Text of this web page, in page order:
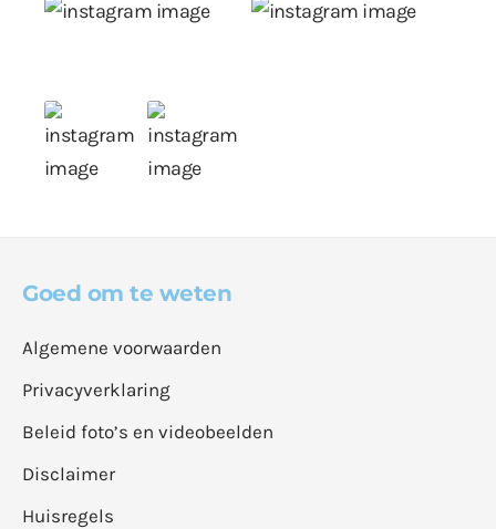
Goed om te weten
Algemene voorwaarden
Privacyverklaring
Beleid foto’s en videobeelden
Disclaimer
Huisregels